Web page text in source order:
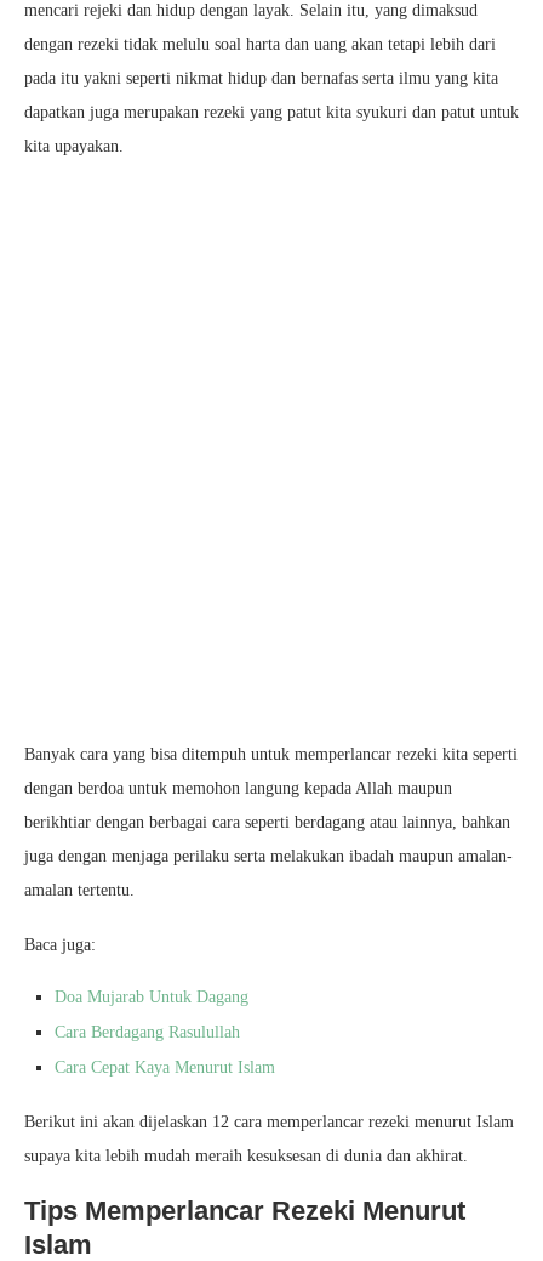
mencari rejeki dan hidup dengan layak. Selain itu, yang dimaksud
dengan rezeki tidak melulu soal harta dan uang akan tetapi lebih dari
pada itu yakni seperti nikmat hidup dan bernafas serta ilmu yang kita
dapatkan juga merupakan rezeki yang patut kita syukuri dan patut untuk
kita upayakan.
Banyak cara yang bisa ditempuh untuk memperlancar rezeki kita seperti
dengan berdoa untuk memohon langung kepada Allah maupun
berikhtiar dengan berbagai cara seperti berdagang atau lainnya, bahkan
juga dengan menjaga perilaku serta melakukan ibadah maupun amalan-
amalan tertentu.
Baca juga:
Doa Mujarab Untuk Dagang
Cara Berdagang Rasulullah
Cara Cepat Kaya Menurut Islam
Berikut ini akan dijelaskan 12 cara memperlancar rezeki menurut Islam
supaya kita lebih mudah meraih kesuksesan di dunia dan akhirat.
Tips Memperlancar Rezeki Menurut
Islam